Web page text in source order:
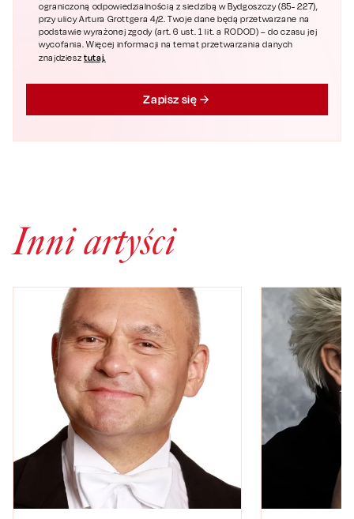
ograniczoną odpowiedzialnością z siedzibą w Bydgoszczy (85- 227),
przy ulicy Artura Grottgera 4/2. Twoje dane będą przetwarzane na
podstawie wyrażonej zgody (art. 6 ust. 1 lit. a RODOD) – do czasu jej
wycofania. Więcej informacji na temat przetwarzania danych
znajdziesztutaj.
Zapisz się
Inni artyści